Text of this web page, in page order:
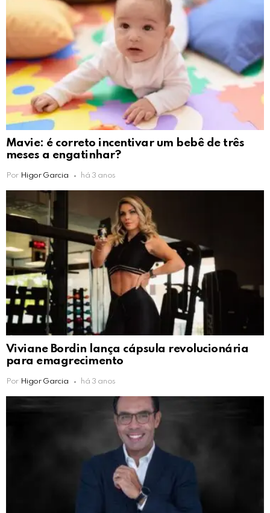
Mavie: é correto incentivar um bebê de três
meses a engatinhar?
Por Higor Garcia há 3 anos
Viviane Bordin lança cápsula revolucionária
para emagrecimento
Por Higor Garcia há 3 anos